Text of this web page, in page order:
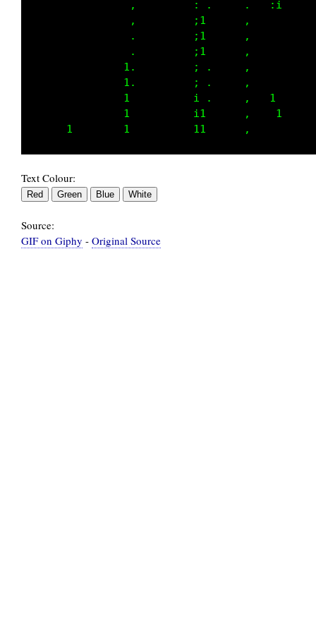
1          ii      ;      :i
;
:
.
1
i
;
:
Text Colour:
Source:
GIF on Giphy - Original Source